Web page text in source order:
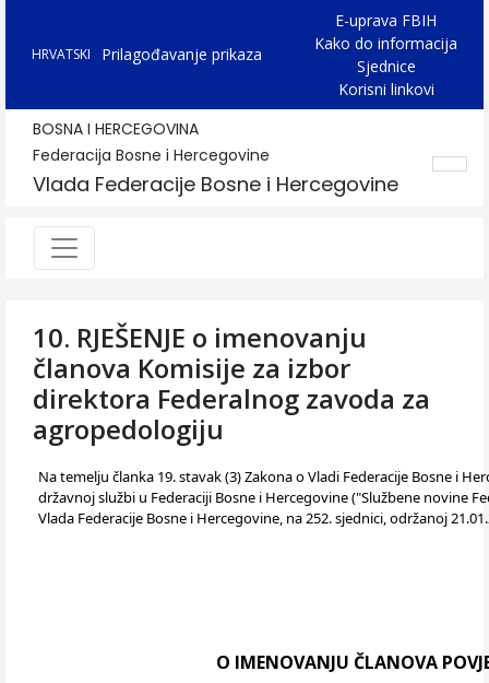
HRVATSKI Prilagođavanje prikaza
E-uprava FBIH
Kako do informacija
Sjednice
Korisni linkovi
BOSNA I HERCEGOVINA
Federacija Bosne i Hercegovine
Vlada Federacije Bosne i Hercegovine
10. RJEŠENJE o imenovanju
članova Komisije za izbor
direktora Federalnog zavoda za
agropedologiju
Na temelju članka 19. stavak (3) Zakona o Vladi Federacije Bosne i
državnoj službi u Federaciji Bosne i Hercegovine ("Službene novine
Vlada Federacije Bosne i Hercegovine, na 252. sjednici, održanoj
O IMENOVANJU ČLANOVA